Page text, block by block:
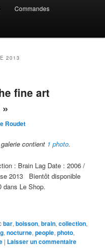
Commandes
2013
fine art
Roudet
contient 1 photo.
: Brain Lag Date : 2006 /
2013 Bientôt disponible
dans Le Shop.
bar,boisson,brain,collection,
,nocturne,people,photo,
| Laisser un commentaire